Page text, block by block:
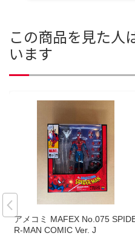
この商品を見た人
います
アメコミ MAFEX No.075
R-MAN COMIC Ver. J